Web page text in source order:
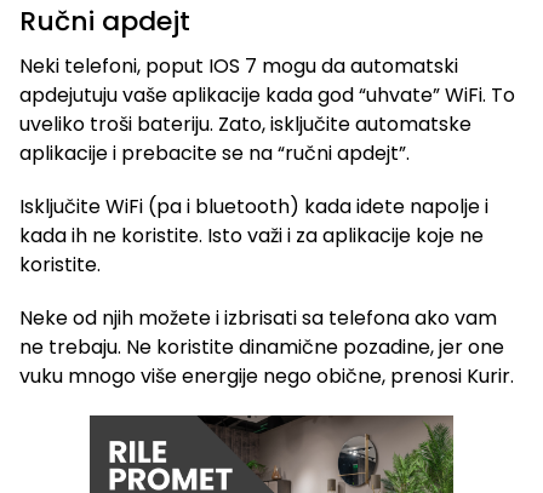
Ručni apdejt
Neki telefoni, poput IOS 7 mogu da automatski
apdejutuju vaše aplikacije kada god “uhvate” WiFi. To
uveliko troši bateriju. Zato, isključite automatske
aplikacije i prebacite se na “ručni apdejt”.
Isključite WiFi (pa i bluetooth) kada idete napolje i
kada ih ne koristite. Isto važi i za aplikacije koje ne
koristite.
Neke od njih možete i izbrisati sa telefona ako vam
ne trebaju. Ne koristite dinamične pozadine, jer one
vuku mnogo više energije nego obične, prenosi Kurir.